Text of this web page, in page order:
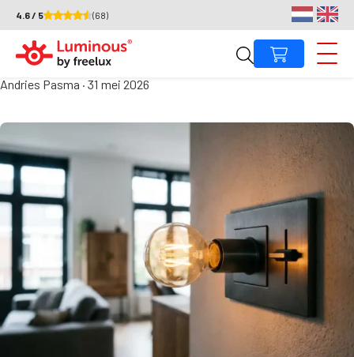
4.6 / 5 (68)
Kan een led lamp op een
gewone dimmer?
Andries Pasma · 31 mei 2026